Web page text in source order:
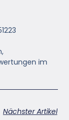
im
Nächster Artikel